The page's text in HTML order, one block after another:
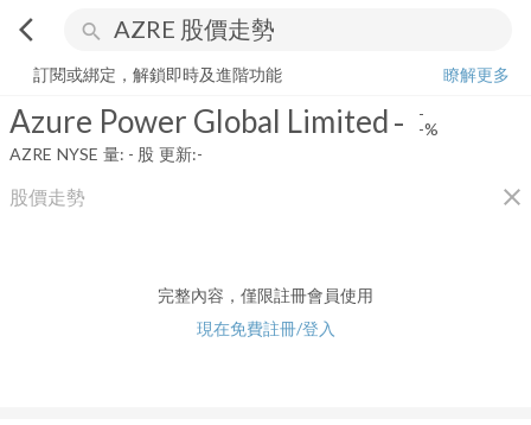
arrow_back_ios search
Azure Power Global Limited - -%
訂閱或綁定，解鎖即時及進階功能
瞭解更多
Azure Power Global Limited- -
-%
AZRE NYSE 量: - 股 更新:-
股價走勢 close
完整內容，僅限註冊會員使用
現在免費註冊/登入